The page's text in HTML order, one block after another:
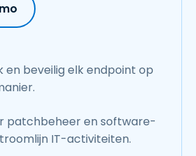
en beveilig elk endpoint op
patchbeheer en software-
IT-activiteiten.